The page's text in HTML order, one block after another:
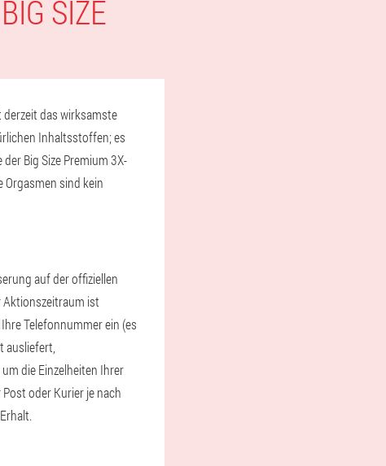
SIZE
derzeit das wirksamste
Inhaltsstoffen; es
Big Size Premium 3X-
Orgasmen sind kein
auf der offiziellen
Aktionszeitraum ist
Telefonnummer ein (es
ausliefert,
die Einzelheiten Ihrer
oder Kurier je nach